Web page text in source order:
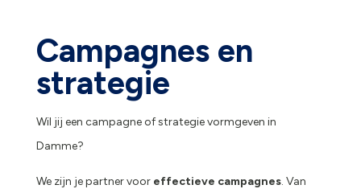
Campagnes en
strategie
Wil jij een campagne of strategie vormgeven in
Damme?
We zijn je partner voor effectieve campagnes. Van